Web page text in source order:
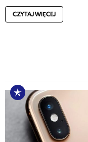
CZYTAJ WIĘCEJ